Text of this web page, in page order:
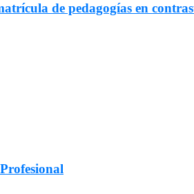
de pedagogías en